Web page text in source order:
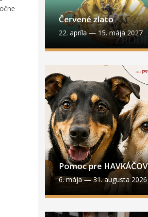
Červené zlato
22. apríla— 15. mája 2027
Pomoc pre HAVKÁČOV
6. mája—31. augusta 2026